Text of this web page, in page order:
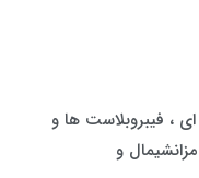
ای ، فیبروبلاست ها و
و